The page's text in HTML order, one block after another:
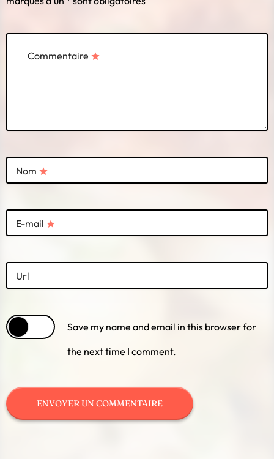
Commentaire star
Nom star
E-mail star
Url
Save my name and email in this browser for
the next time I comment.